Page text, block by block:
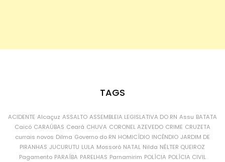
TAGS
ACIDENTE Alcaçuz ASSALTO ASSEMBLEIA LEGISLATIVA DO RN Assu BATATA
Caicó CARAÚBAS Ceará CHUVA CORONEL AZEVEDO CRIME CRUZETA
currais novos Dilma Governo do RN HOMICÍDIO INCÊNDIO JARDIM DE
PIRANHAS JUCURUTU LULA Mossoró NATAL Nilda NÉLTER QUEIROZ
Pagamento PARAÍBA PARELHAS Parnamirim POLÍCIA POLÍCIA CIVIL